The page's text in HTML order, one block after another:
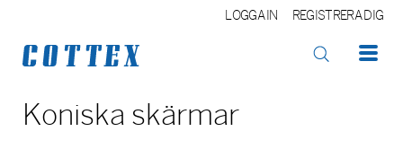
LOGGA IN REGISTRERA DIG
Koniska skärmar